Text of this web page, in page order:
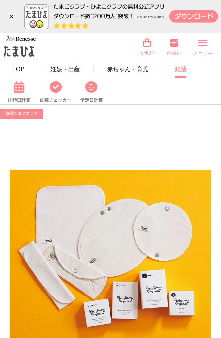
×
TOP 妊娠・出産 赤ちゃん・育児 妊活
SHOP 内祝い メニュー
排卵日計算 妊娠チェッカー 予定日計算
妊活たまごクラブ